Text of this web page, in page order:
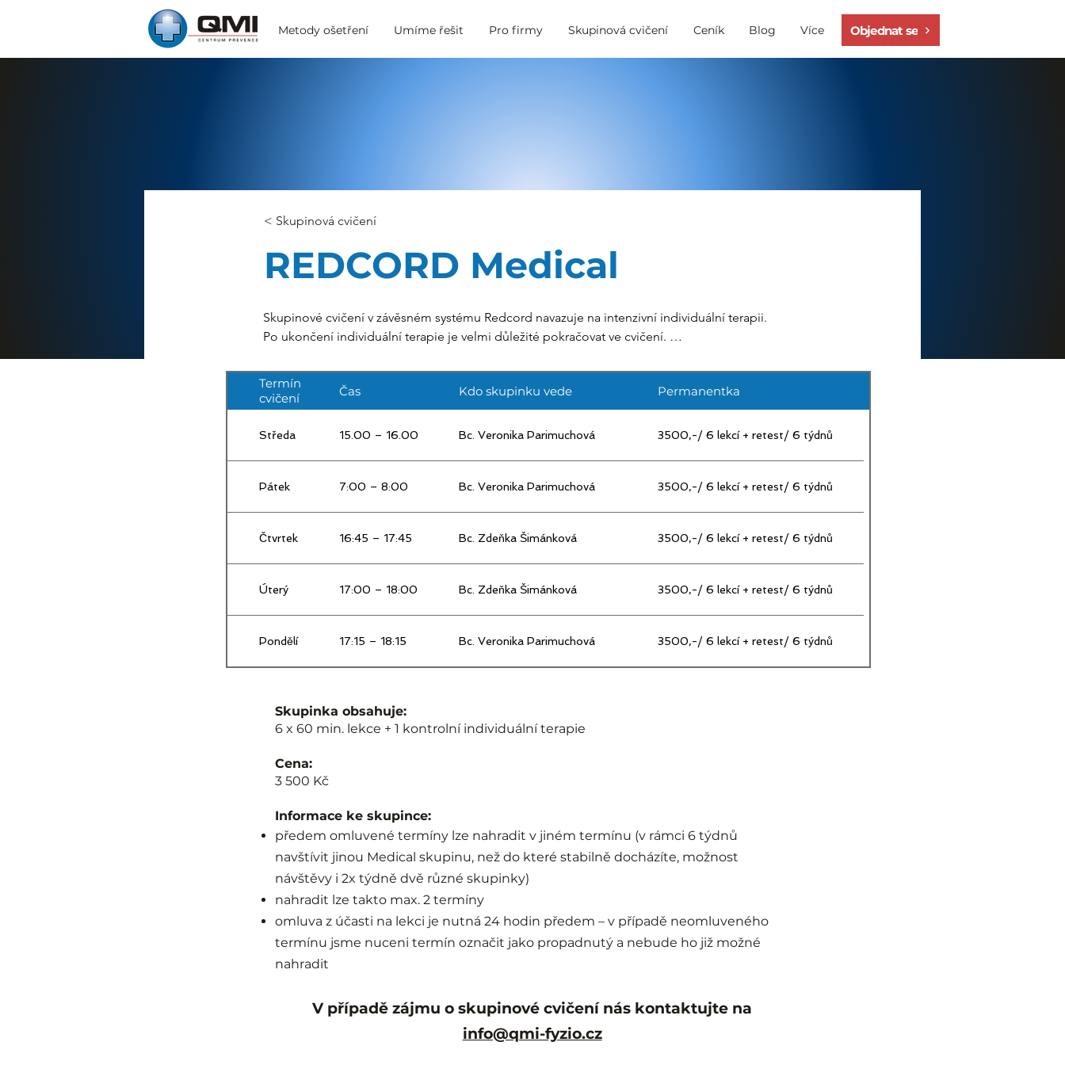
Metody ošetření Umíme řešit Pro firmy Skupinová cvičení Ceník Blog Více Objednat se
< Skupinová cvičení
REDCORD Medical
Skupinové cvičení v závěsném systému Redcord navazuje na intenzivní individuální terapii.
Po ukončení individuální terapie je velmi důležité pokračovat ve cvičení.
který mu na míru zhotoví jeho fyzioterapeut.
Při cvičení klientovi ve skupině poskytujeme precizní dohled fyzioterapeuta.
Po ukončení terapie Medical je klient ve stavu, kdy je bez obtíží a může pokračovat buď v
samostatném cvičení, nebo se může vrátit ke svým oblíbeným pohybovým aktivitám.
Termín
cvičení
Čas Kdo skupinku vede Permanentka
Středa 15.00 – 16.00 Bc. Veronika Parimuchová 3500,-/ 6 lekcí + retest/ 6 týdnů
Pátek 7:00 – 8:00 Bc. Veronika Parimuchová 3500,-/ 6 lekcí + retest/ 6 týdnů
Čtvrtek 16:45 – 17:45 Bc. Zdeňka Šimánková 3500,-/ 6 lekcí + retest/ 6 týdnů
Úterý 17:00 – 18:00 Bc. Zdeňka Šimánková 3500,-/ 6 lekcí + retest/ 6 týdnů
Pondělí 17:15 – 18:15 Bc. Veronika Parimuchová 3500,-/ 6 lekcí + retest/ 6 týdnů
Skupinka obsahuje:
6 x 60 min. lekce + 1 kontrolní individuální terapie
Cena:
3 500 Kč
Informace ke skupince:
předem omluvené termíny lze nahradit v jiném termínu (v rámci 6 týdnů
navštívit jinou Medical skupinu, než do které stabilně docházíte, možnost
návštěvy i 2x týdně dvě různé skupinky)
nahradit lze takto max. 2 termíny
omluva z účasti na lekci je nutná 24 hodin předem – v případě neomluveného
termínu jsme nuceni termín označit jako propadnutý a nebude ho již možné
nahradit
V případě zájmu o skupinové cvičení nás kontaktujte na
info@qmi-fyzio.cz